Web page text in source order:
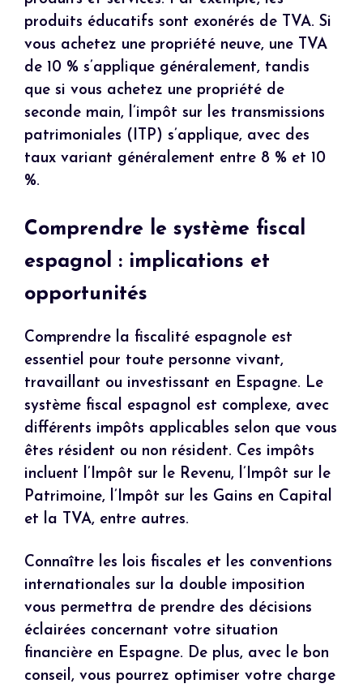
produits éducatifs sont exonérés de TVA. Si
vous achetez une propriété neuve, une TVA
de 10 % s’applique généralement, tandis
que si vous achetez une propriété de
seconde main, l’impôt sur les transmissions
patrimoniales (ITP) s’applique, avec des
taux variant généralement entre 8 % et 10
%.
Comprendre le système fiscal
espagnol : implications et
opportunités
Comprendre la fiscalité espagnole est
essentiel pour toute personne vivant,
travaillant ou investissant en Espagne. Le
système fiscal espagnol est complexe, avec
différents impôts applicables selon que vous
êtes résident ou non résident. Ces impôts
incluent l’Impôt sur le Revenu, l’Impôt sur le
Patrimoine, l’Impôt sur les Gains en Capital
et la TVA, entre autres.
Connaître les lois fiscales et les conventions
internationales sur la double imposition
vous permettra de prendre des décisions
éclairées concernant votre situation
financière en Espagne. De plus, avec le bon
conseil, vous pourrez optimiser votre charge